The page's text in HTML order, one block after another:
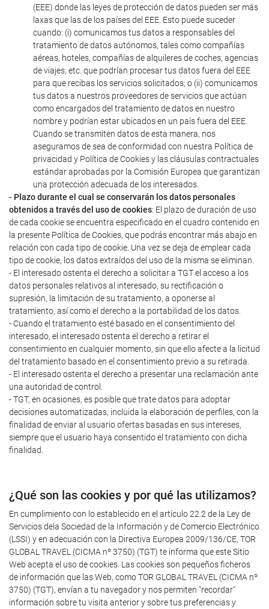
(EEE) donde las leyes de protección de datos pueden ser más
laxas que las de los países del EEE. Esto puede suceder
cuando: (i) comunicamos tus datos a responsables del
tratamiento de datos autónomos, tales como compañías
aéreas, hoteles, compañías de alquileres de coches, agencias
de viajes, etc. que podrían procesar tus datos fuera del EEE
para que recibas los servicios solicitados; o (ii) comunicamos
tus datos a nuestros proveedores de servicios que actúan
como encargados del tratamiento de datos en nuestro
nombre y podrían estar ubicados en un país fuera del EEE.
Cuando se transmiten datos de esta manera, nos
aseguramos de sea de conformidad con nuestra Política de
privacidad y Política de Cookies y las cláusulas contractuales
estándar aprobadas por la Comisión Europea que garantizan
una protección adecuada de los interesados.
- Plazo durante el cual se conservarán los datos personales
obtenidos a través del uso de cookies: El plazo de duración de uso
de cada cookie se encuentra especificado en el cuadro contenido en
la presente Política de Cookies, que podrás encontrar más abajo en
relación con cada tipo de cookie. Una vez se deja de emplear cada
tipo de cookie, los datos extraídos del uso de la misma se eliminan.
- El interesado ostenta el derecho a solicitar a TGT el acceso a los
datos personales relativos al interesado, su rectificación o
supresión, la limitación de su tratamiento, a oponerse al
tratamiento, así como el derecho a la portabilidad de los datos.
- Cuando el tratamiento esté basado en el consentimiento del
interesado, el interesado ostenta el derecho a retirar el
consentimiento en cualquier momento, sin que ello afecte a la licitud
del tratamiento basado en el consentimiento previo a su retirada.
- El interesado ostenta el derecho a presentar una reclamación ante
una autoridad de control.
- TGT, en ocasiones, es posible que trate datos para adoptar
decisiones automatizadas, incluida la elaboración de perfiles, con la
finalidad de enviar al usuario ofertas basadas en sus intereses,
siempre que el usuario haya consentido el tratamiento con dicha
finalidad.
¿Qué son las cookies y por qué las utilizamos?
En cumplimiento con lo establecido en el artículo 22.2 de la Ley de
Servicios dela Sociedad de la Información y de Comercio Electrónico
(LSSI) y en adecuación con la Directiva Europea 2009/136/CE, TOR
GLOBAL TRAVEL (CICMA nº 3750) (TGT) te informa que este Sitio
Web acepta el uso de cookies. Las cookies son pequeños ficheros
de información que las Web, como TOR GLOBAL TRAVEL (CICMA nº
3750) (TGT), envían a tu navegador y nos permiten "recordar"
información sobre tu visita anterior y sobre tus preferencias y